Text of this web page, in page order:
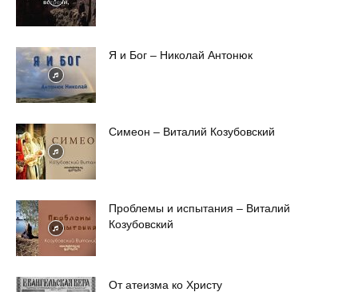
Я и Бог – Николай Антонюк
Симеон – Виталий Козубовский
Проблемы и испытания – Виталий
Козубовский
От атеизма ко Христу